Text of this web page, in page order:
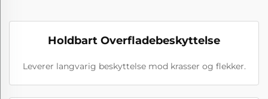
Holdbart Overfladebeskyttelse
Leverer langvarig beskyttelse mod krasser og flekker.